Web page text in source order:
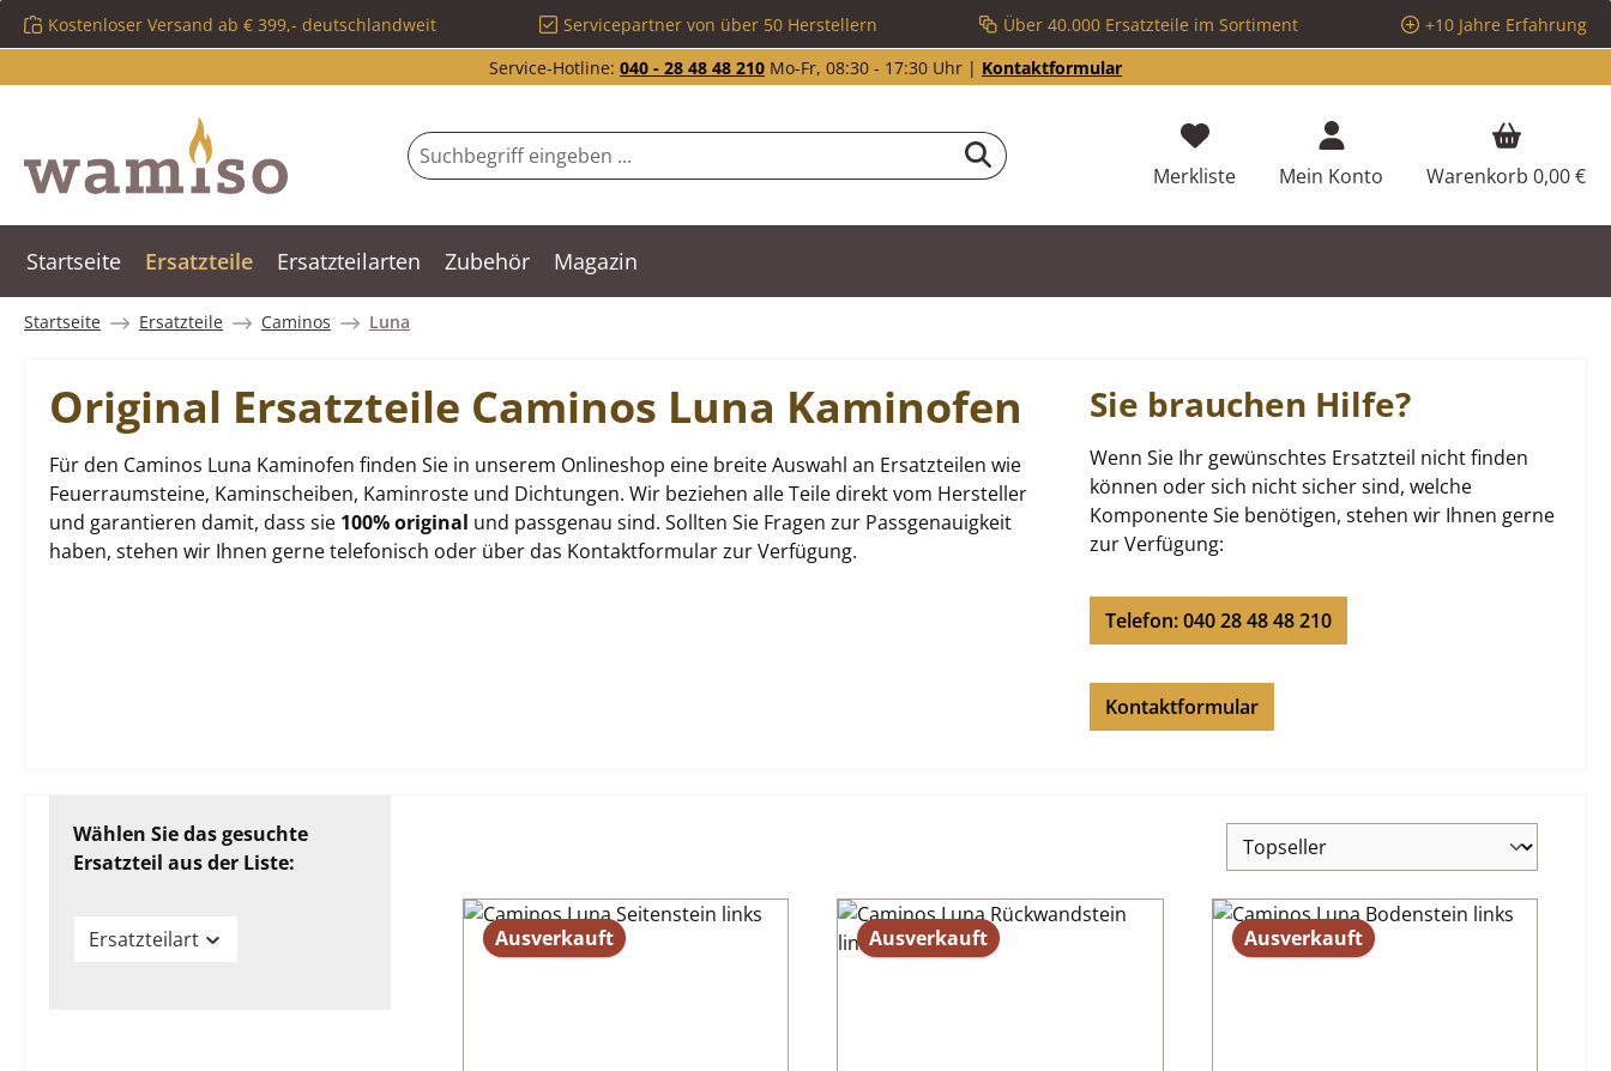
Hauptinhalt springen
Zur Suche springen
Zur Hauptnavigation springen
Kostenloser Versand ab € 399,- deutschlandweit Servicepartner von über 50 Herstellern Über 40.000 Ersatzteile im Sortiment
+10 Jahre Erfahrung
Service-Hotline: 040 - 28 48 48 210 Mo-Fr, 08:30 - 17:30 Uhr | Kontaktformular
MerklisteDu hast 0 Produkte auf dem Merkzettel
Mein Konto Warenkorb 0,00 €
Startseite Ersatzteile Ersatzteilarten Zubehör Magazin
Startseite Ersatzteile Caminos Luna
Original Ersatzteile Caminos Luna Kaminofen
Für den Caminos Luna Kaminofen finden Sie in unserem Onlineshop eine breite Auswahl an Ersatzteilen wie
Feuerraumsteine, Kaminscheiben, Kaminroste und Dichtungen. Wir beziehen alle Teile direkt vom Hersteller
und garantieren damit, dass sie 100% original und passgenau sind. Sollten Sie Fragen zur Passgenauigkeit
haben, stehen wir Ihnen gerne telefonisch oder über das Kontaktformular zur Verfügung.
Sie brauchen Hilfe?
Wenn Sie Ihr gewünschtes Ersatzteil nicht finden
können oder sich nicht sicher sind, welche
Komponente Sie benötigen, stehen wir Ihnen gerne
zur Verfügung:
Telefon: 040 28 48 48 210
Kontaktformular
Wählen Sie das gesuchte
Ersatzteil aus der Liste:
Ersatzteilart Ausverkauft Ausverkauft Ausverkauft